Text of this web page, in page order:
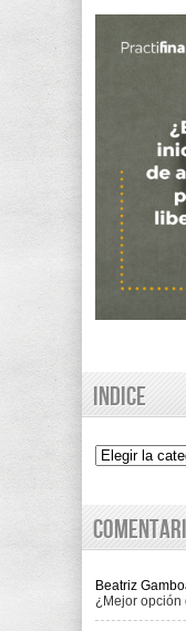
Indice
Indice
Beatriz
¿Mejor opción